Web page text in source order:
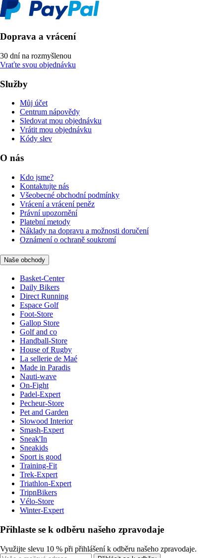
Doprava a vrácení
30 dní na rozmyšlenou
Vraťte svou objednávku
Služby
Můj účet
Centrum nápovědy
Sledovat mou objednávku
Vrátit mou objednávku
Kódy slev
O nás
Kdo jsme?
Kontaktujte nás
Všeobecné obchodní podmínky
Vrácení a vrácení peněz
Právní upozornění
Platební metody
Náklady na dopravu a možnosti doručení
Oznámení o ochraně soukromí
Naše obchody
Basket-Center
Daily Bikers
Direct Running
Espace Golf
Foot-Store
Gallop Store
Golf and co
Handball-Store
House of Rugby
La sellerie de Maé
Made in Paradis
Nauti-wave
On-Fight
Padel-Expert
Pecheur-Store
Pet and Garden
Slowood Interior
Smash-Expert
Sneak'In
Sneakids
Sport is good
Training-Fit
Trek-Expert
Triathlon-Expert
TripnBikers
Vélo-Store
Winter-Expert
Přihlaste se k odběru našeho zpravodaje
Využijte slevu 10 % při přihlášení k odběru našeho zpravodaje.